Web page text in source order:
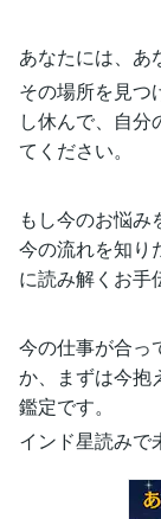
あなたには、あ
その場所を見つ
し休んで、自
てください。
もし今のお悩
今の流れを知り
に読み解くお手
今の仕事が合っ
か、まずは今抱
鑑定です。
インド星読みで